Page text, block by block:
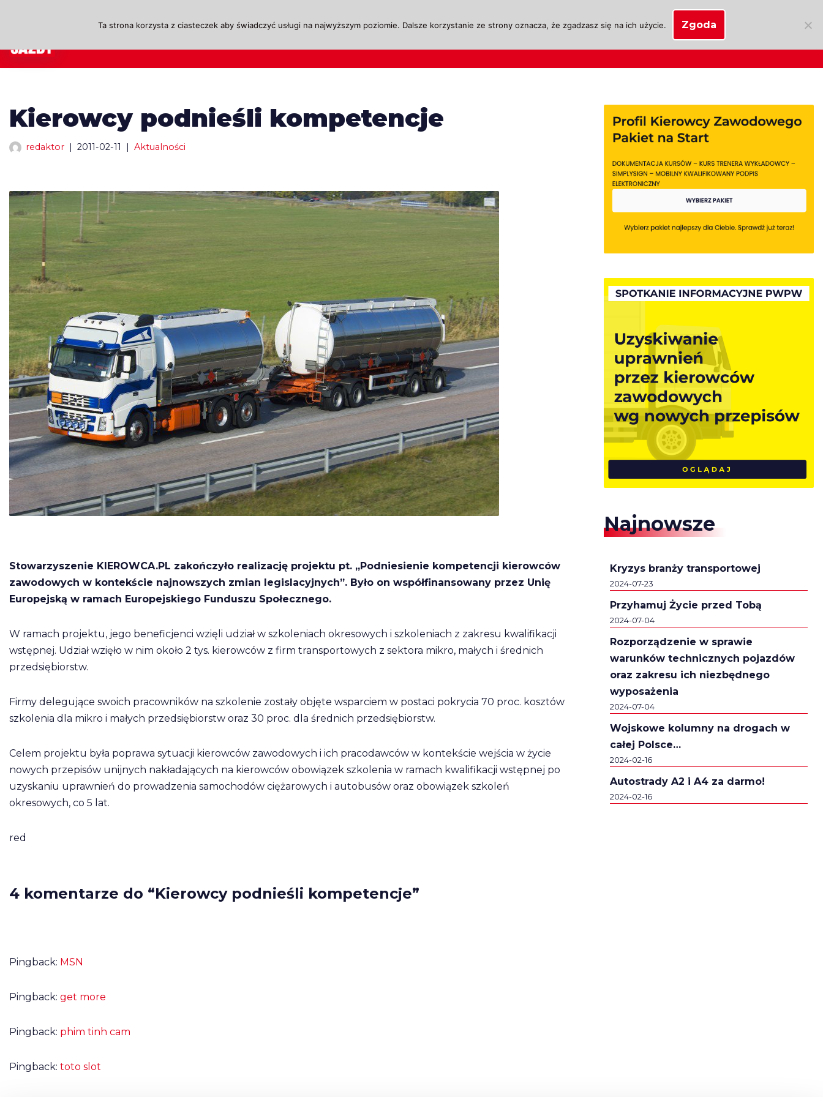
do
treści
Kierowcy podnieśli kompetencje
redaktor 2011-02-11 Aktualności
Stowarzyszenie KIEROWCA.PL zakończyło realizację projektu pt. „Podniesienie kompetencji kierowców
zawodowych w kontekście najnowszych zmian legislacyjnych”. Było on współfinansowany przez Unię
Europejską w ramach Europejskiego Funduszu Społecznego.
W ramach projektu, jego beneficjenci wzięli udział w szkoleniach okresowych i szkoleniach z zakresu kwalifikacji
wstępnej. Udział wzięło w nim około 2 tys. kierowców z firm transportowych z sektora mikro, małych i średnich
przedsiębiorstw.
Firmy delegujące swoich pracowników na szkolenie zostały objęte wsparciem w postaci pokrycia 70 proc. kosztów
szkolenia dla mikro i małych przedsiębiorstw oraz 30 proc. dla średnich przedsiębiorstw.
Celem projektu była poprawa sytuacji kierowców zawodowych i ich pracodawców w kontekście wejścia w życie
nowych przepisów unijnych nakładających na kierowców obowiązek szkolenia w ramach kwalifikacji wstępnej po
uzyskaniu uprawnień do prowadzenia samochodów ciężarowych i autobusów oraz obowiązek szkoleń
okresowych, co 5 lat.
red
4 komentarze do “Kierowcy podnieśli kompetencje”
Pingback: MSN
Pingback: get more
Pingback: phim tinh cam
Pingback: toto slot
Najnowsze
Kryzys branży transportowej
2024-07-23
Przyhamuj Życie przed Tobą
2024-07-04
Rozporządzenie w sprawie
warunków technicznych pojazdów
oraz zakresu ich niezbędnego
wyposażenia
2024-07-04
Wojskowe kolumny na drogach w
całej Polsce…
2024-02-16
Autostrady A2 i A4 za darmo!
2024-02-16
Ta strona korzysta z ciasteczek aby świadczyć usługi na najwyższym poziomie. Dalsze korzystanie ze strony oznacza, że zgadzasz się na ich użycie. Zgoda